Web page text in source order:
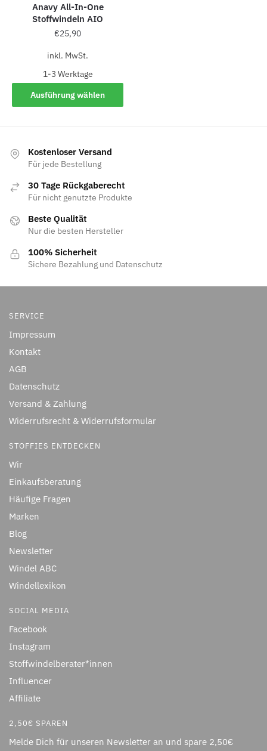
Anavy All-In-One
Stoffwindeln AIO
€25,90
inkl. MwSt.
1-3 Werk­ta­ge
Ausführung wählen
Kostenloser Versand
Für jede Bestellung
30 Tage Rückgaberecht
Für nicht genutzte Produkte
Beste Qualität
Nur die besten Hersteller
100% Sicherheit
Sichere Bezahlung und Datenschutz
SERVICE
Impressum
Kontakt
AGB
Datenschutz
Versand & Zahlung
Widerrufsrecht & Widerrufsformular
STOFFIES ENTDECKEN
Wir
Einkaufsberatung
Häufige Fragen
Marken
Blog
Newsletter
Windel ABC
Windellexikon
SOCIAL MEDIA
Facebook
Instagram
Stoffwindelberater*innen
Influencer
Affiliate
2,50€ SPAREN
Melde Dich für unseren Newsletter an und spare 2,50€